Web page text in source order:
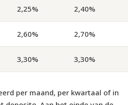
2,25% 2,40%
2,60% 2,70%
3,30% 3,30%
per maand, per kwartaal of in